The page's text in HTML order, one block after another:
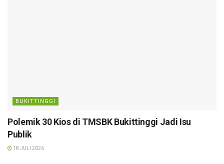
BUKITTINGGI
Polemik 30 Kios di TMSBK Bukittinggi Jadi Isu
Publik
18 JULI 2026